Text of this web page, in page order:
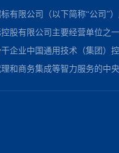
有限公司（以下简称“公司”
股有限公司主要经营单位之
干企业中国通用技术（集团）
和商务集成等智力服务的中央